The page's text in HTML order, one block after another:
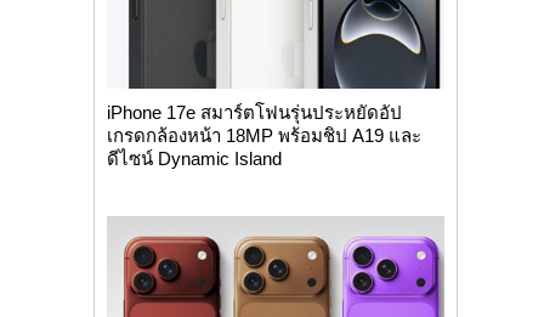
iPhone 17e สมาร์ตโฟนรุ่นประหยัดอัป
เกรดกล้องหน้า 18MP พร้อมชิป A19 และ
ดีไซน์ Dynamic Island